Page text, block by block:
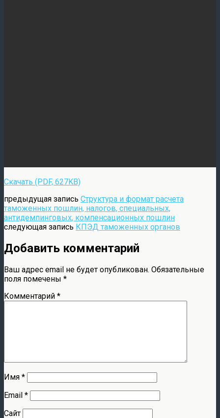
Скачать (PDF, 627KB)
предыдущая запись Структура и формат расчета
таможенных пошлин, налогов, специальных,
антидемпинговых, компенсационных пошлин
следующая запись КПЭД таможенных органов
Добавить комментарий
Ваш адрес email не будет опубликован. Обязательные
поля помечены *
Комментарий *
Имя *
Email *
Сайт